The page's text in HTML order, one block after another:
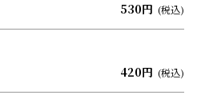
530円 (税込)
420円 (税込)